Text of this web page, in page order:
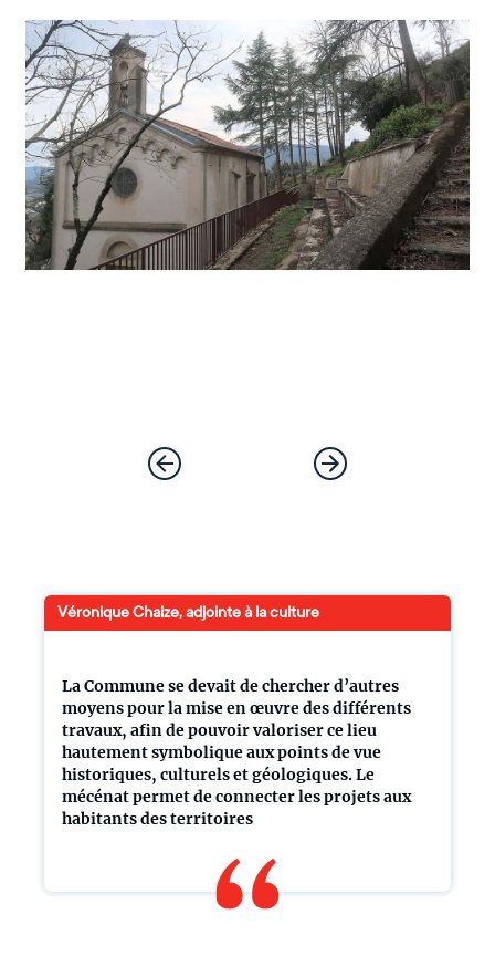
La Commune se devait de chercher d’autres
moyens pour la mise en œuvre des différents
travaux, afin de pouvoir valoriser ce lieu
hautement symbolique aux points de vue
historiques, culturels et géologiques. Le
mécénat permet de connecter les projets aux
habitants des territoires
Véronique Chaize, adjointe à la culture